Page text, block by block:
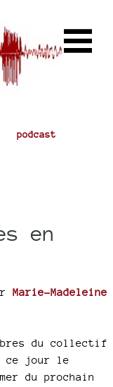
podcast
en
Marie-Madeleine
du collectif
ce jour le
du prochain